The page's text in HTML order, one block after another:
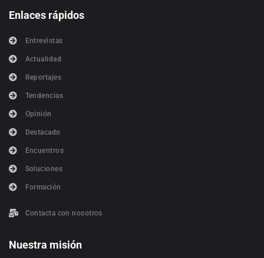
Enlaces rápidos
Entrevistas
Actualidad
Reportajes
Tendencias
Opinión
Destacado
Encuentros
Soluciones
Formación
Contacta con nosotros
Nuestra misión